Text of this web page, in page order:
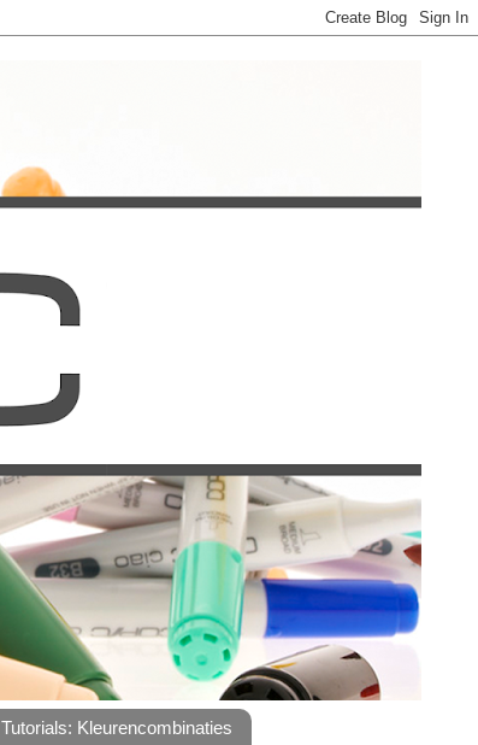
Tutorials: Kleurencombinaties